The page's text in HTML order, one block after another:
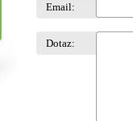
Email:
Dotaz: